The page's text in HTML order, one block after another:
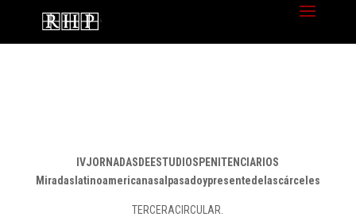
IVJORNADASDEESTUDIOSPENITENCIARIOS
Miradaslatinoamericanasalpasadoypresentedelascárceles
TERCERACIRCULAR.